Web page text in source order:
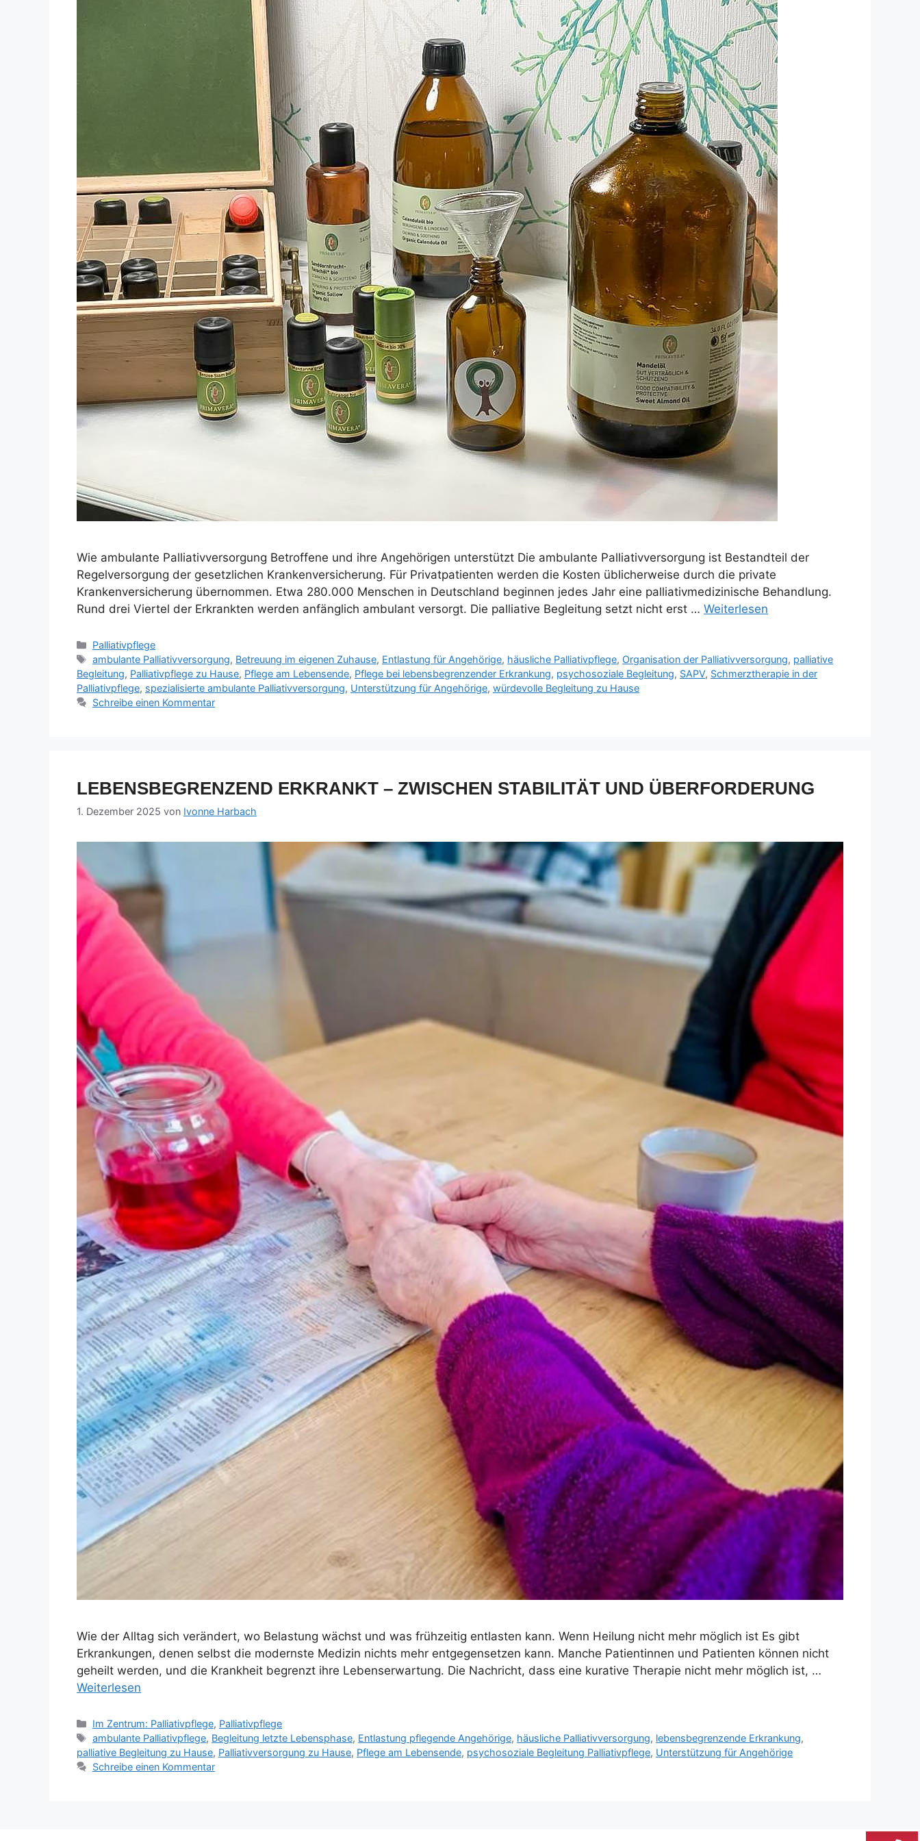
Wie ambulante Palliativversorgung Betroffene und ihre Angehörigen unterstützt Die ambulante Palliativversorgung ist Bestandteil der
Regelversorgung der gesetzlichen Krankenversicherung. Für Privatpatienten werden die Kosten üblicherweise durch die private
Krankenversicherung übernommen. Etwa 280.000 Menschen in Deutschland beginnen jedes Jahr eine palliativmedizinische Behandlung.
Rund drei Viertel der Erkrankten werden anfänglich ambulant versorgt. Die palliative Begleitung setzt nicht erst … Weiterlesen
Palliativpflege
ambulante Palliativversorgung, Betreuung im eigenen Zuhause, Entlastung für Angehörige, häusliche Palliativpflege, Organisation der Palliativversorgung, palliative
Begleitung, Palliativpflege zu Hause, Pflege am Lebensende, Pflege bei lebensbegrenzender Erkrankung, psychosoziale Begleitung, SAPV, Schmerztherapie in der
Palliativpflege, spezialisierte ambulante Palliativversorgung, Unterstützung für Angehörige, würdevolle Begleitung zu Hause
Schreibe einen Kommentar
LEBENSBEGRENZEND ERKRANKT – ZWISCHEN STABILITÄT UND ÜBERFORDERUNG
1. Dezember 2025 von Ivonne Harbach
Wie der Alltag sich verändert, wo Belastung wächst und was frühzeitig entlasten kann. Wenn Heilung nicht mehr möglich ist Es gibt
Erkrankungen, denen selbst die modernste Medizin nichts mehr entgegensetzen kann. Manche Patientinnen und Patienten können nicht
geheilt werden, und die Krankheit begrenzt ihre Lebenserwartung. Die Nachricht, dass eine kurative Therapie nicht mehr möglich ist, …
Weiterlesen
Im Zentrum: Palliativpflege, Palliativpflege
ambulante Palliativpflege, Begleitung letzte Lebensphase, Entlastung pflegende Angehörige, häusliche Palliativversorgung, lebensbegrenzende Erkrankung,
palliative Begleitung zu Hause, Palliativversorgung zu Hause, Pflege am Lebensende, psychosoziale Begleitung Palliativpflege, Unterstützung für Angehörige
Schreibe einen Kommentar